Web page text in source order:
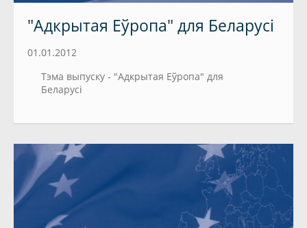
"Адкрытая Еўропа" для Беларусі
01.01.2012
Тэма выпуску - "Адкрытая Еўропа" для
Беларусі